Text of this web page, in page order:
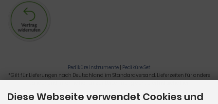
Pediküre Instrumente | Pediküre Set
*Gilt für Lieferungen nach Deutschland im Standardversand. Lieferzeiten für andere
Nagelzange, Podologie, Pediküre, Fußpflegegeräte, Nagelfräser © 2026
Diese Webseite verwendet Cookies und